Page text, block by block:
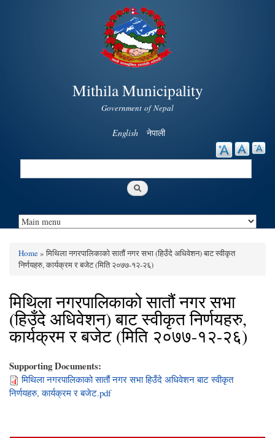
Skip to
main
content
Mithila Municipality
Government of Nepal
English नेपाली
Search
You are here
Home» मिथिला नगरपालिकाको सातौं नगर सभा (हिउँदे अधिवेशन) बाट स्वीकृत
निर्णयहरु, कार्यक्रम र बजेट (मिति २०७७-१२-२६)
मिथिला नगरपालिकाको सातौं नगर सभा
(हिउँदे अधिवेशन) बाट स्वीकृत निर्णयहरु,
कार्यक्रम र बजेट (मिति २०७७-१२-२६)
Supporting Documents:
मिथिला नगरपालिकाको सातौं नगर सभा हिउँदे अधिवेशन बाट स्वीकृत
निर्णयहरु, कार्यक्रम र बजेट.pdf